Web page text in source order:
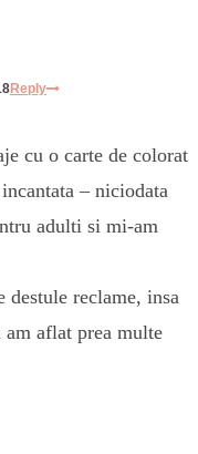
Reply
cu o carte de colorat
– niciodata
adulti si mi-am
destule reclame, insa
aflat prea multe